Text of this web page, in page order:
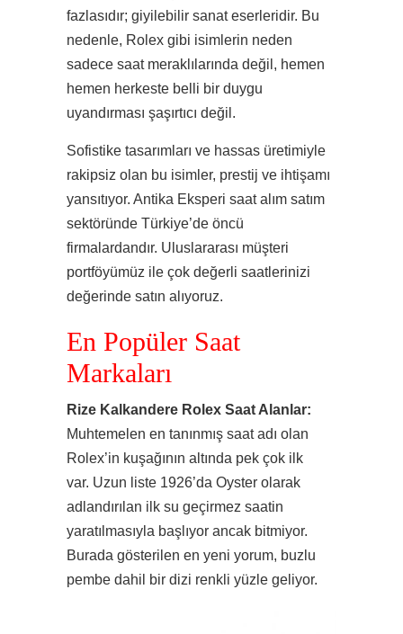
fazlasıdır; giyilebilir sanat eserleridir. Bu
nedenle, Rolex gibi isimlerin neden
sadece saat meraklılarında değil, hemen
hemen herkeste belli bir duygu
uyandırması şaşırtıcı değil.
Sofistike tasarımları ve hassas üretimiyle
rakipsiz olan bu isimler, prestij ve ihtişamı
yansıtıyor. Antika Eksperi saat alım satım
sektöründe Türkiye’de öncü
firmalardandır. Uluslararası müşteri
portföyümüz ile çok değerli saatlerinizi
değerinde satın alıyoruz.
En Popüler Saat
Markaları
Rize Kalkandere Rolex Saat Alanlar:
Muhtemelen en tanınmış saat adı olan
Rolex’in kuşağının altında pek çok ilk
var. Uzun liste 1926’da Oyster olarak
adlandırılan ilk su geçirmez saatin
yaratılmasıyla başlıyor ancak bitmiyor.
Burada gösterilen en yeni yorum, buzlu
pembe dahil bir dizi renkli yüzle geliyor.